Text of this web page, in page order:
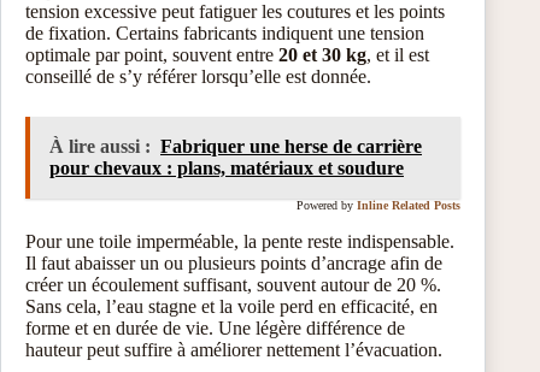
tension excessive peut fatiguer les coutures et les points
de fixation. Certains fabricants indiquent une tension
optimale par point, souvent entre 20 et 30 kg, et il est
conseillé de s’y référer lorsqu’elle est donnée.
À lire aussi : Fabriquer une herse de carrière
pour chevaux : plans, matériaux et soudure
Powered by Inline Related Posts
Pour une toile imperméable, la pente reste indispensable.
Il faut abaisser un ou plusieurs points d’ancrage afin de
créer un écoulement suffisant, souvent autour de 20 %.
Sans cela, l’eau stagne et la voile perd en efficacité, en
forme et en durée de vie. Une légère différence de
hauteur peut suffire à améliorer nettement l’évacuation.